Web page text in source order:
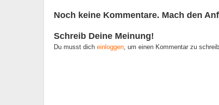
Noch keine Kommentare. Mach den
Schreib Deine Meinung!
Du musst dich einloggen, um einen Kommentar zu